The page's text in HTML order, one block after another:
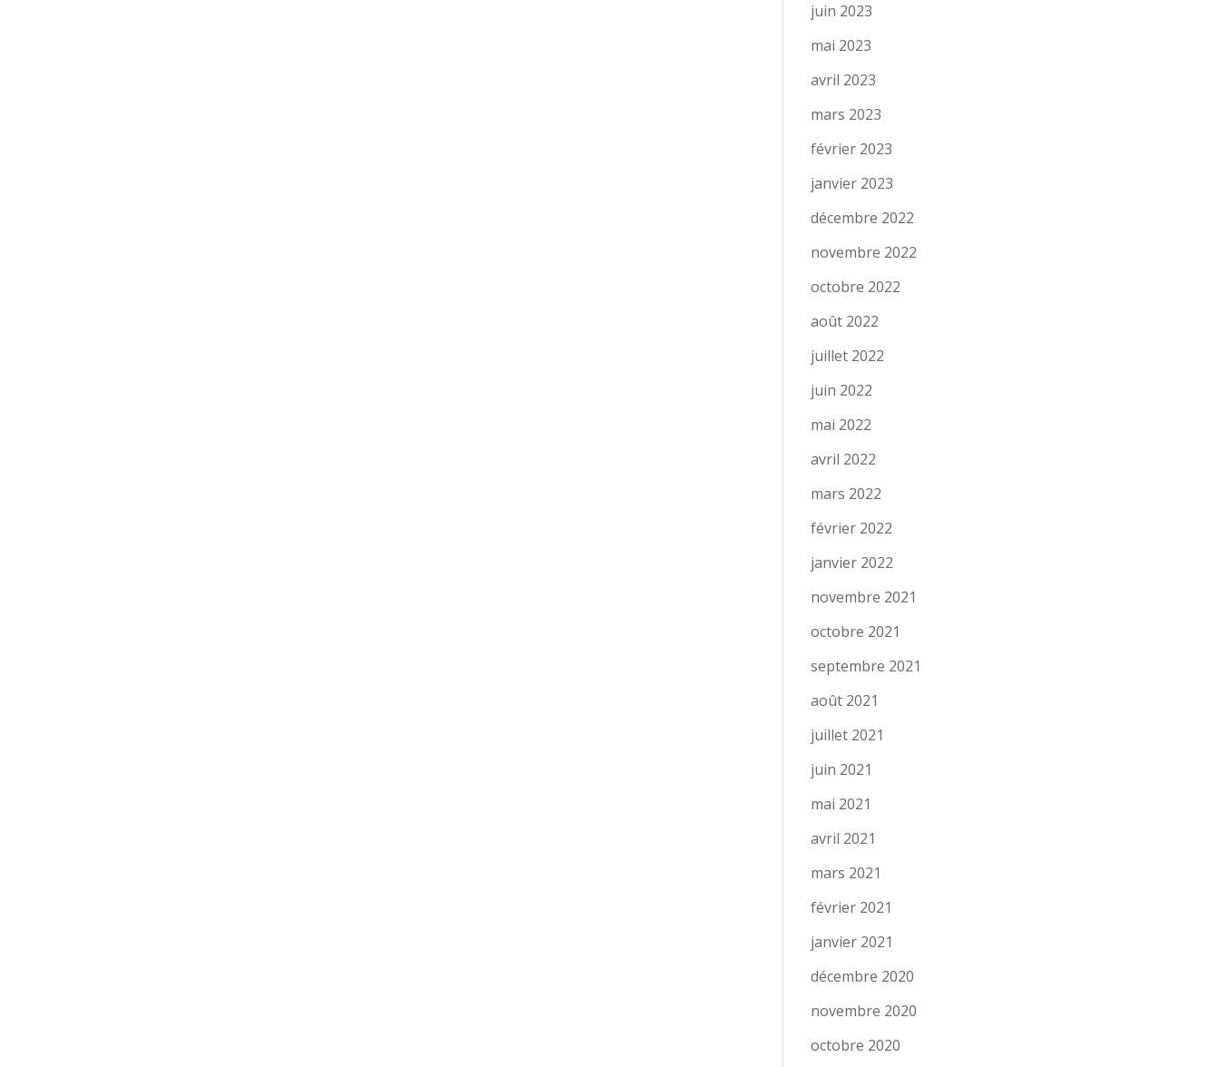
juin 2023
mai 2023
avril 2023
mars 2023
février 2023
janvier 2023
décembre 2022
novembre 2022
octobre 2022
août 2022
juillet 2022
juin 2022
mai 2022
avril 2022
mars 2022
février 2022
janvier 2022
novembre 2021
octobre 2021
septembre 2021
août 2021
juillet 2021
juin 2021
mai 2021
avril 2021
mars 2021
février 2021
janvier 2021
décembre 2020
novembre 2020
octobre 2020